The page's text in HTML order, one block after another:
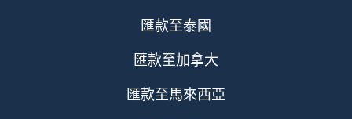
匯款至泰國
匯款至加拿大
匯款至馬來西亞